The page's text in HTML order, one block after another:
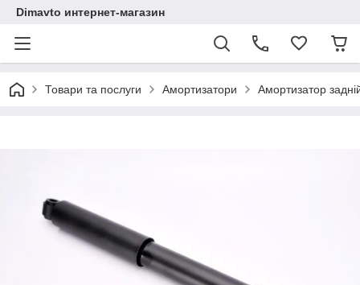
Dimavto интернет-магазин
Товари та послуги Амортизатори Амортизатор